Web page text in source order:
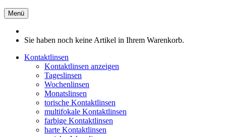
Menü
Sie haben noch keine Artikel in Ihrem Warenkorb.
Kontaktlinsen
Kontaktlinsen anzeigen
Tageslinsen
Wochenlinsen
Monatslinsen
torische Kontaktlinsen
multifokale Kontaktlinsen
farbige Kontaktlinsen
harte Kontaktlinsen